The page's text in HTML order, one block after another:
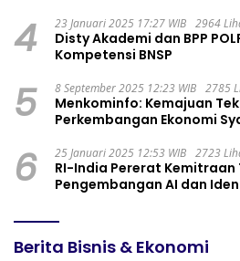
4 23 Januari 2025 17:27 WIB 2964
Disty Akademi dan BPP
Kompetensi BNSP
5 8 September 2025 12:23 WIB 2785
Menkominfo: Kemajuan
Perkembangan Ekonomi
6 25 Januari 2025 12:53 WIB 2723
RI-India Pererat Kemitraan
Pengembangan AI dan
Berita Bisnis & Ekonomi